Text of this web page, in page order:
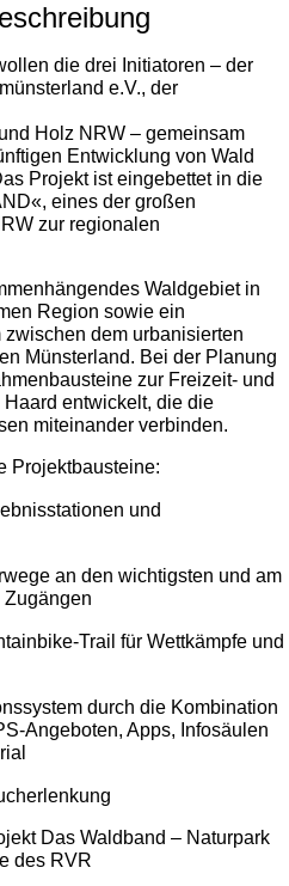
die drei Initiatoren – der
e.V., der
Holz NRW – gemeinsam
Entwicklung von Wald
Projekt ist eingebettet in die
eines der großen
zur regionalen
Waldgebiet in
Region sowie ein
dem urbanisierten
Münsterland. Bei der Planung
zur Freizeit- und
entwickelt, die die
miteinander verbinden.
Projektbausteine:
und
an den wichtigsten und am
Zugängen
Trail für Wettkämpfe und
durch die Kombination
Angeboten, Apps, Infosäulen
Das Waldband – Naturpark
des RVR